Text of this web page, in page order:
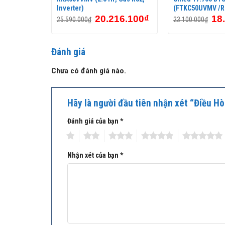
Công nghệ Inverter vận hành bền bỉ, ổn định với
kiệm đáng kể năng lượng, được Bộ Công Thương
Inverter)
25.590.000₫ 20.216.100₫
(FTKC50UVMV /
23.100.000₫
Đánh giá
Chưa có đánh giá nào.
Hãy là người đầu tiên nhận xét “Điều
Đánh giá của bạn *
Nhận xét của bạn *